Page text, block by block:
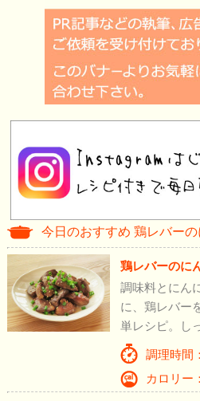
今日のおすすめ 鶏レバー
鶏レバーのに
調味料とにん
に、鶏レバー
単レシピ。し
調理時間
カロリー